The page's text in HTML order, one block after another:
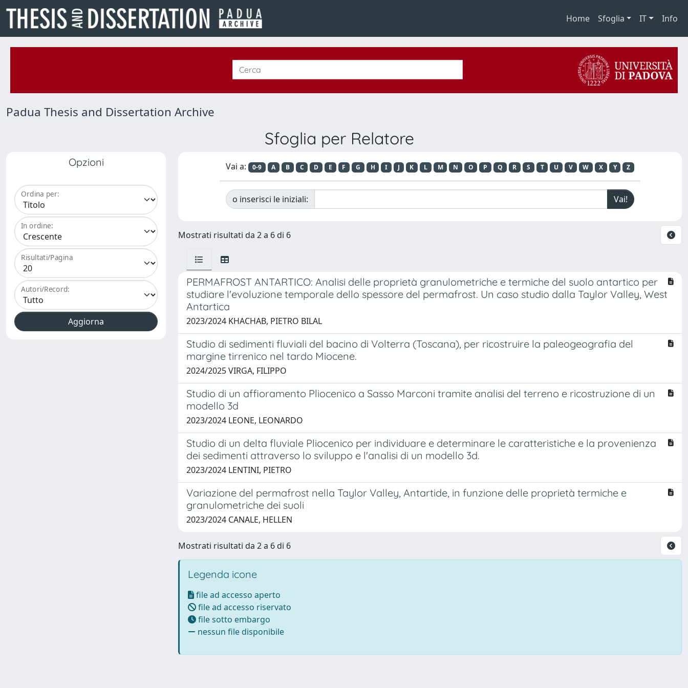
Home Sfoglia IT Info
Padua Thesis and Dissertation Archive
Sfoglia per Relatore
Opzioni
Ordina per:
In ordine:
Risultati/Pagina
Autori/Record:
Vai a: 0-9 A B C D E F G H I J K L M N O P Q R S T U V W X Y Z
o inserisci le iniziali:
Mostrati risultati da 2 a 6 di 6
PERMAFROST ANTARTICO: Analisi delle proprietà granulometriche e termiche del suolo antartico per
studiare l'evoluzione temporale dello spessore del permafrost. Un caso studio dalla Taylor Valley, West
Antartica
2023/2024 KHACHAB, PIETRO BILAL
Studio di sedimenti fluviali del bacino di Volterra (Toscana), per ricostruire la paleogeografia del
margine tirrenico nel tardo Miocene.
2024/2025 VIRGA, FILIPPO
Studio di un affioramento Pliocenico a Sasso Marconi tramite analisi del terreno e ricostruzione di un
modello 3d
2023/2024 LEONE, LEONARDO
Studio di un delta fluviale Pliocenico per individuare e determinare le caratteristiche e la provenienza
dei sedimenti attraverso lo sviluppo e l'analisi di un modello 3d.
2023/2024 LENTINI, PIETRO
Variazione del permafrost nella Taylor Valley, Antartide, in funzione delle proprietà termiche e
granulometriche dei suoli
2023/2024 CANALE, HELLEN
Mostrati risultati da 2 a 6 di 6
Legenda icone
file ad accesso aperto
file ad accesso riservato
file sotto embargo
nessun file disponibile